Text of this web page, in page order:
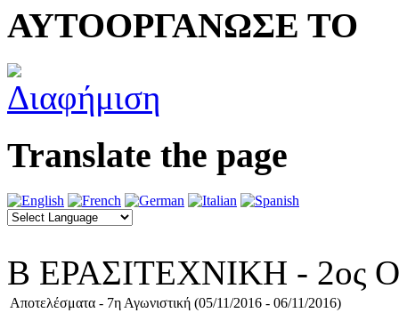
ΑΥΤΟΟΡΓΑΝΩΣΕ ΤΟ
Translate the page
Β ΕΡΑΣΙΤΕΧΝΙΚΗ - 2ος
Αποτελέσματα - 7η Αγωνιστική (05/11/2016 - 06/11/2016)